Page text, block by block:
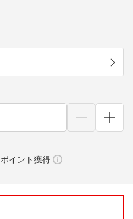
ポイント獲得